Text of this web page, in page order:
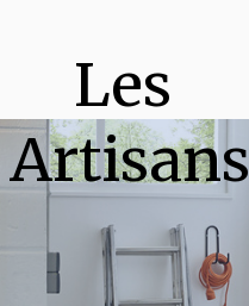
Les
Artisans